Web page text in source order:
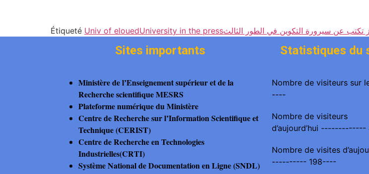
Étiqueté Univ of elouedUniversity in the pressتكتب عن سيرورة التكوين في الطور الثالث
Sites importants
Ministère de l’Enseignement supérieur et de la
Recherche scientifique MESRS
Plateforme numérique du Ministère
Centre de Recherche sur l’Information Scientifique et
Technique (CERIST)
Centre de Recherche en Technologies
Industrielles(CRTI)
Système National de Documentation en Ligne (SNDL)
Statistiques du
Nombre de visiteurs sur
----
Nombre de visiteurs
d’aujourd’hui
Nombre de visites
---------- 198----